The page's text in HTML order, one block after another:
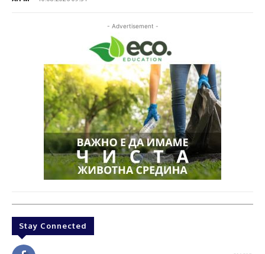
- Advertisement -
Stay Connected